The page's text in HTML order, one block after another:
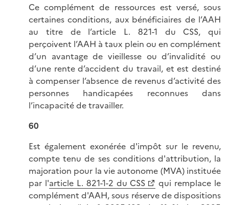
Ce complément de ressources est versé, sous
certaines conditions, aux bénéficiaires de l’AAH
au titre de l’article L. 821-1 du CSS, qui
perçoivent l’AAH à taux plein ou en complément
d’un avantage de vieillesse ou d’invalidité ou
d’une rente d’accident du travail, et est destiné
à compenser l’absence de revenus d’activité des
personnes handicapées reconnues dans
l’incapacité de travailler.
60
Est également exonérée d'impôt sur le revenu,
compte tenu de ses conditions d'attribution, la
majoration pour la vie autonome (MVA) instituée
par l'article L. 821-1-2 du CSS
qui remplace le
complément d'AAH, sous réserve de dispositions